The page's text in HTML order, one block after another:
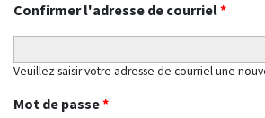
Confirmer l'adresse de courriel*
Veuillez saisir votre adresse de courriel une
Mot de passe*